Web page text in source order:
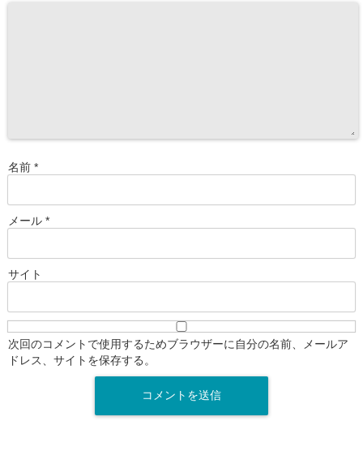
名前 *
メール *
サイト
次回のコメントで使用するためブラウザーに自分の名前、メールア
ドレス、サイトを保存する。